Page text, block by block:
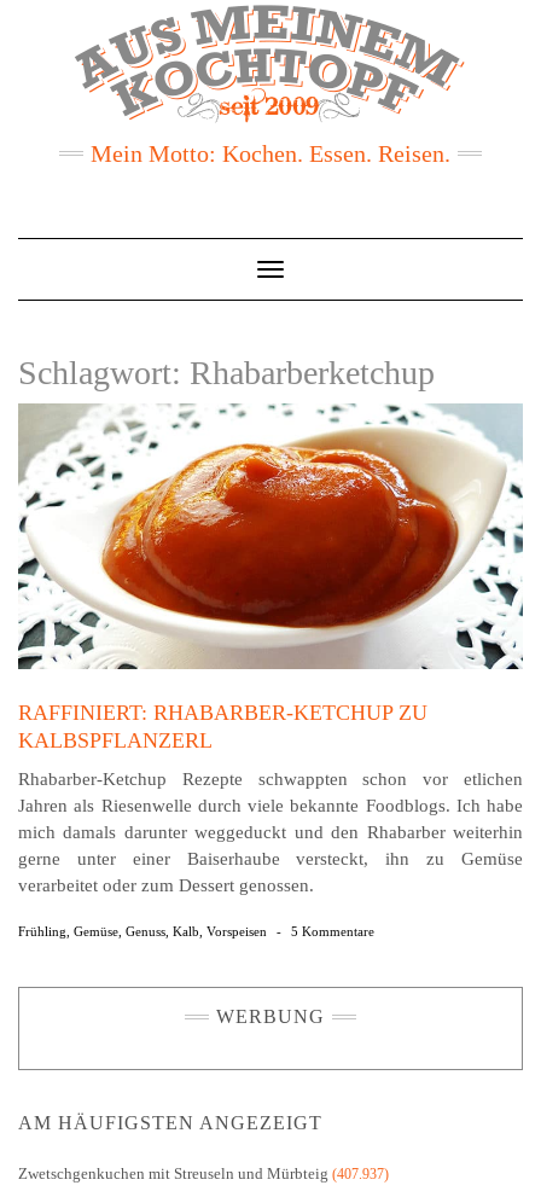
Mein Motto: Kochen. Essen. Reisen.
Toggle
Navigation
Schlagwort: Rhabarberketchup
RAFFINIERT: RHABARBER-KETCHUP ZU
KALBSPFLANZERL
Rhabarber-Ketchup Rezepte schwappten schon vor etlichen
Jahren als Riesenwelle durch viele bekannte Foodblogs. Ich habe
mich damals darunter weggeduckt und den Rhabarber weiterhin
gerne unter einer Baiserhaube versteckt, ihn zu Gemüse
verarbeitet oder zum Dessert genossen.
Frühling Gemüse Genuss Kalb Vorspeisen - 5 Kommentare
WERBUNG
AM HÄUFIGSTEN ANGEZEIGT
Zwetschgenkuchen mit Streuseln und Mürbteig (407.937)